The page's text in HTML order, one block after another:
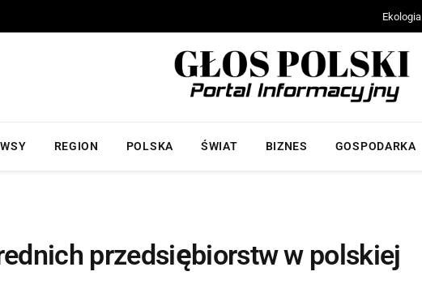
Ekologia
REGION POLSKA ŚWIAT BIZNES GOSPODARKA
przedsiębiorstw w polskiej